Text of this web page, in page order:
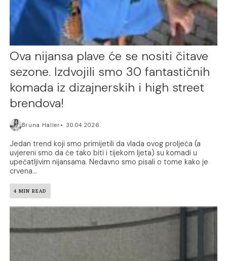
Ova nijansa plave će se nositi čitave
sezone. Izdvojili smo 30 fantastičnih
komada iz dizajnerskih i high street
brendova!
Bruna Haller 30.04.2026.
Jedan trend koji smo primijetili da vlada ovog proljeća (a
uvjereni smo da će tako biti i tijekom ljeta) su komadi u
upečatljivim nijansama. Nedavno smo pisali o tome kako je
crvena...
4 MIN READ